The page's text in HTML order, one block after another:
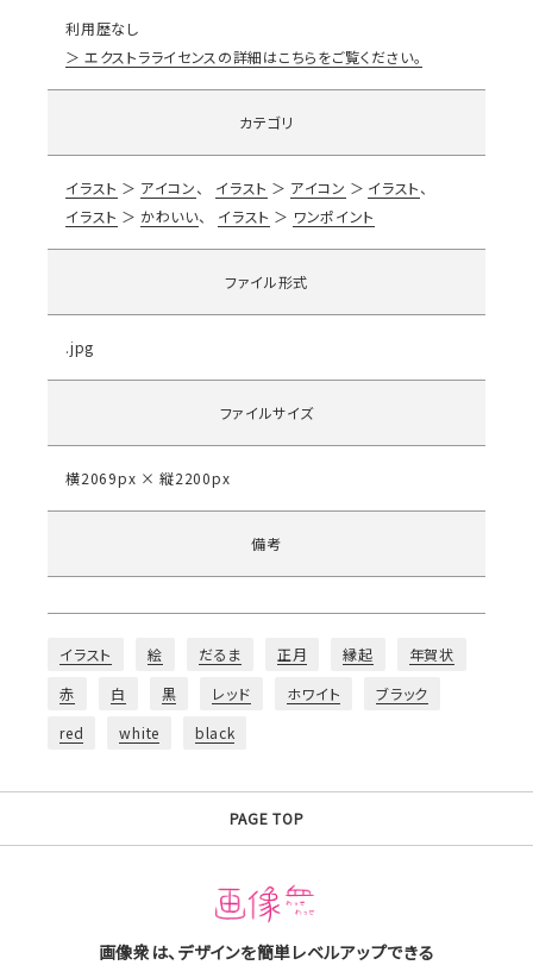
利用歴なし
エクストラライセンスの詳細はこちらをご覧ください。
カテゴリ
イラスト アイコン イラスト アイコン
イラスト
イラスト
かわいい イラスト ワンポイント
ファイル形式
.jpg
ファイルサイズ
横2069px × 縦2200px
備考
イラスト 絵 だるま 正月 縁起
年賀状
赤
白 黒 レッド ホワイト
ブラック
red
white black
PAGE TOP
画像衆は、デザインを簡単レベルアップできる